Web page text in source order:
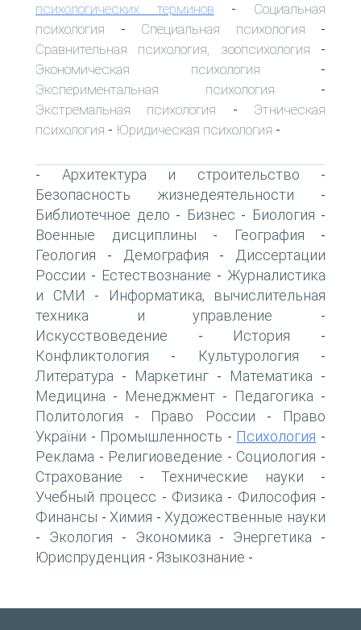
психологических терминов - Социальная
психология - Специальная психология -
Сравнительная психология, зоопсихология -
Экономическая психология -
Экспериментальная психология -
Экстремальная психология - Этническая
психология - Юридическая психология -
- Архитектура и строительство -
Безопасность жизнедеятельности -
Библиотечное дело - Бизнес - Биология -
Военные дисциплины - География -
Геология - Демография -
Диссертации
России - Естествознание - Журналистика
и СМИ -
Информатика, вычислительная
техника и управление -
Искусствоведение - История -
Конфликтология - Культурология -
Литература - Маркетинг - Математика -
Медицина - Менеджмент - Педагогика -
Политология - Право России -
Право
України - Промышленность - Психология -
Реклама - Религиоведение - Социология -
Страхование - Технические науки -
Учебный процесс - Физика - Философия -
Финансы -Химия -Художественные науки
- Экология - Экономика - Энергетика -
Юриспруденция - Языкознание -